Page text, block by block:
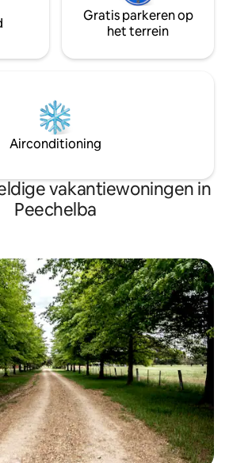
Gratis parkeren op
het terrein
Airconditioning
vakantiewoningen in
Peechelba